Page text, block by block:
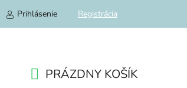
Prihlásenie Registrácia
PRÁZDNY KOŠÍK